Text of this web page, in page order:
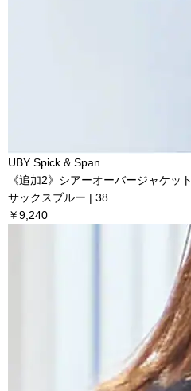
UBY Spick & Span
《追加2》シアーオーバージャケット
サックスブルー | 38
￥9,240